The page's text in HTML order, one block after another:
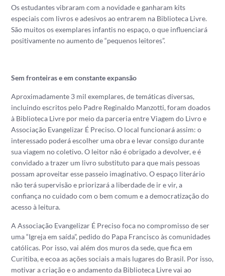
Os estudantes vibraram com a novidade e ganharam kits
especiais com livros e adesivos ao entrarem na Biblioteca Livre.
São muitos os exemplares infantis no espaço, o que influenciará
positivamente no aumento de “pequenos leitores”.
Sem fronteiras e em constante expansão
Aproximadamente 3 mil exemplares, de temáticas diversas,
incluindo escritos pelo Padre Reginaldo Manzotti, foram doados
à Biblioteca Livre por meio da parceria entre Viagem do Livro e
Associação Evangelizar É Preciso. O local funcionará assim: o
interessado poderá escolher uma obra e levar consigo durante
sua viagem no coletivo. O leitor não é obrigado a devolver, e é
convidado a trazer um livro substituto para que mais pessoas
possam aproveitar esse passeio imaginativo. O espaço literário
não terá supervisão e priorizará a liberdade de ir e vir, a
confiança no cuidado com o bem comum e a democratização do
acesso à leitura.
A Associação Evangelizar É Preciso foca no compromisso de ser
uma “Igreja em saída”, pedido do Papa Francisco às comunidades
católicas. Por isso, vai além dos muros da sede, que fica em
Curitiba, e ecoa as ações sociais a mais lugares do Brasil. Por isso,
motivar a criação e o andamento da Biblioteca Livre vai ao